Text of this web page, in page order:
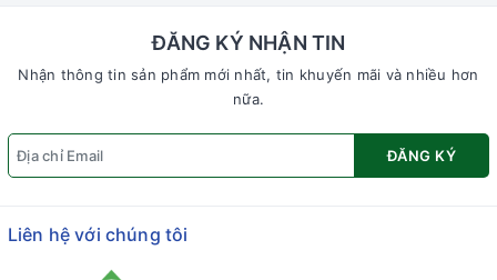
ĐĂNG KÝ NHẬN TIN
Nhận thông tin sản phẩm mới nhất, tin khuyến mãi và nhiều hơn
nữa.
ĐĂNG KÝ
Liên hệ với chúng tôi